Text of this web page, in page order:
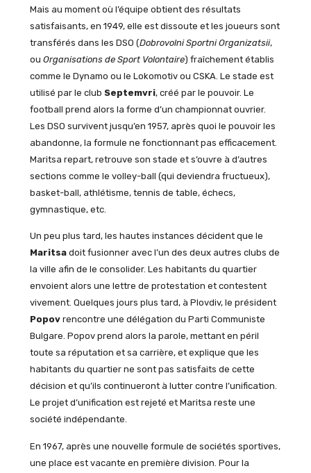
Mais au moment où l’équipe obtient des résultats
satisfaisants, en 1949, elle est dissoute et les joueurs sont
transférés dans les DSO (Dobrovolni Sportni Organizatsii,
ou Organisations de Sport Volontaire) fraîchement établis
comme le Dynamo ou le Lokomotiv ou CSKA. Le stade est
utilisé par le club Septemvri, créé par le pouvoir. Le
football prend alors la forme d’un championnat ouvrier.
Les DSO survivent jusqu’en 1957, après quoi le pouvoir les
abandonne, la formule ne fonctionnant pas efficacement.
Maritsa repart, retrouve son stade et s’ouvre à d’autres
sections comme le volley-ball (qui deviendra fructueux),
basket-ball, athlétisme, tennis de table, échecs,
gymnastique, etc.
Un peu plus tard, les hautes instances décident que le
Maritsadoit fusionner avec l’un des deux autres clubs de
la ville afin de le consolider. Les habitants du quartier
envoient alors une lettre de protestation et contestent
vivement. Quelques jours plus tard, à Plovdiv, le président
Popov rencontre une délégation du Parti Communiste
Bulgare. Popov prend alors la parole, mettant en péril
toute sa réputation et sa carrière, et explique que les
habitants du quartier ne sont pas satisfaits de cette
décision et qu’ils continueront à lutter contre l’unification.
Le projet d’unification est rejeté et Maritsa reste une
société indépendante.
En 1967, après une nouvelle formule de sociétés sportives,
une place est vacante en première division. Pour la